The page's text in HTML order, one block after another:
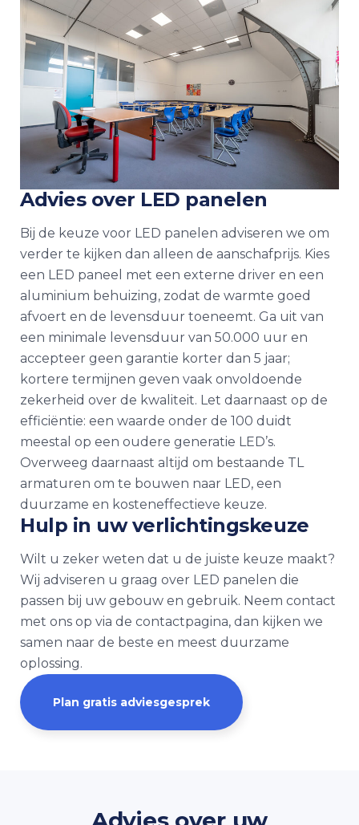
Advies over LED panelen
Bij de keuze voor LED panelen adviseren we om
verder te kijken dan alleen de aanschafprijs. Kies
een LED paneel met een externe driver en een
aluminium behuizing, zodat de warmte goed
afvoert en de levensduur toeneemt. Ga uit van
een minimale levensduur van 50.000 uur en
accepteer geen garantie korter dan 5 jaar;
kortere termijnen geven vaak onvoldoende
zekerheid over de kwaliteit. Let daarnaast op de
efficiëntie: een waarde onder de 100 duidt
meestal op een oudere generatie LED’s.
Overweeg daarnaast altijd om bestaande TL
armaturen om te bouwen naar LED, een
duurzame en kosteneffectieve keuze.
Hulp in uw verlichtingskeuze
Wilt u zeker weten dat u de juiste keuze maakt?
Wij adviseren u graag over LED panelen die
passen bij uw gebouw en gebruik. Neem contact
met ons op via de contactpagina, dan kijken we
samen naar de beste en meest duurzame
oplossing.
Plan gratis adviesgesprek